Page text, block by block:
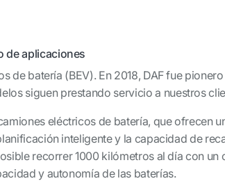
de aplicaciones
de batería (BEV). En 2018, DAF fue
siguen prestando servicio a nuestros
eléctricos de batería, que ofrecen
inteligente y la capacidad de
recorrer 1000 kilómetros al día con un
y autonomía de las baterías.